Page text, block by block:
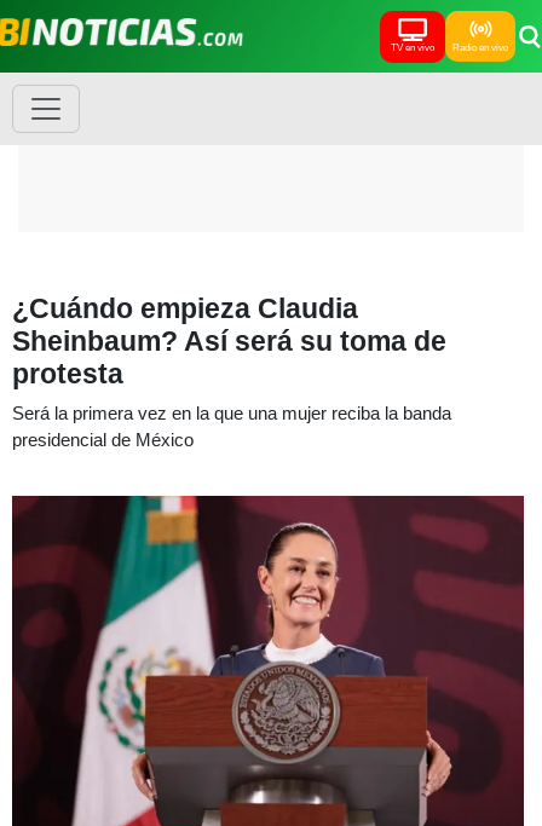
TV en vivo Radio en vivo
¿Cuándo empieza Claudia
Sheinbaum? Así será su toma de
protesta
Será la primera vez en la que una mujer reciba la banda
presidencial de México